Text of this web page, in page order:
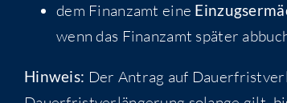
dem Finanzamt eine
wenn das Finanzamt später
Hinweis: Der Antrag auf